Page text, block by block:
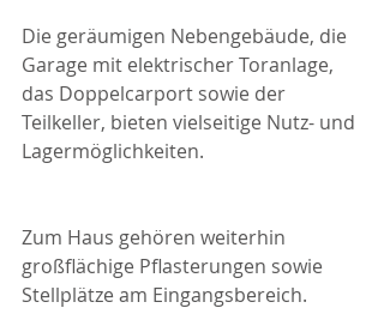
Die geräumigen Nebengebäude, die
Garage mit elektrischer Toranlage,
das Doppelcarport sowie der
Teilkeller, bieten vielseitige Nutz- und
Lagermöglichkeiten.
Zum Haus gehören weiterhin
großflächige Pflasterungen sowie
Stellplätze am Eingangsbereich.